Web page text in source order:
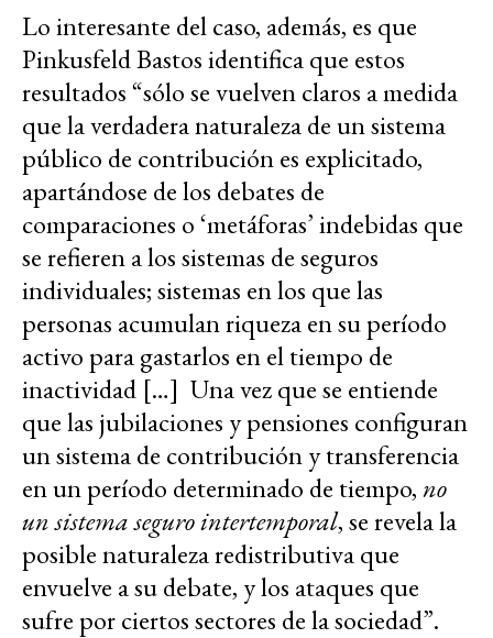
Lo interesante del caso, además, es que
Pinkusfeld Bastos identifica que estos
resultados “sólo se vuelven claros a medida
que la verdadera naturaleza de un sistema
público de contribución es explicitado,
apartándose de los debates de
comparaciones o ‘metáforas’ indebidas que
se refieren a los sistemas de seguros
individuales; sistemas en los que las
personas acumulan riqueza en su período
activo para gastarlos en el tiempo de
inactividad […] Una vez que se entiende
que las jubilaciones y pensiones configuran
un sistema de contribución y transferencia
en un período determinado de tiempo, no
un sistema seguro intertemporal, se revela la
posible naturaleza redistributiva que
envuelve a su debate, y los ataques que
sufre por ciertos sectores de la sociedad”.